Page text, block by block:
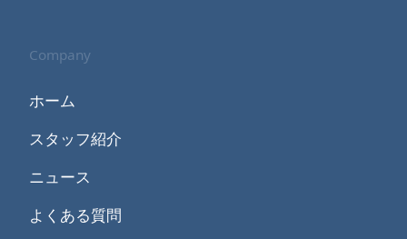
Company
ホーム
スタッフ紹介
ニュース
よくある質問